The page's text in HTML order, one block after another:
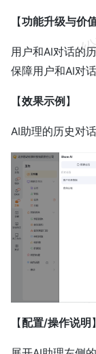
【功能升级与价
用户和AI对话的
保障用户和AI对
【效果示例 】
AI助理的历史对
【配置/操作说明 】